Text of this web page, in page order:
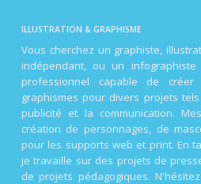
ILLUSTRATION & GRAPHISME
Vous cherchez un graphiste,
indépendant, ou un
professionnel capable de
graphismes pour divers projets
publicité et la communication.
création de personnages, de
pour les supports web et print. En
je travaille sur des projets de
de projets pédagogiques.